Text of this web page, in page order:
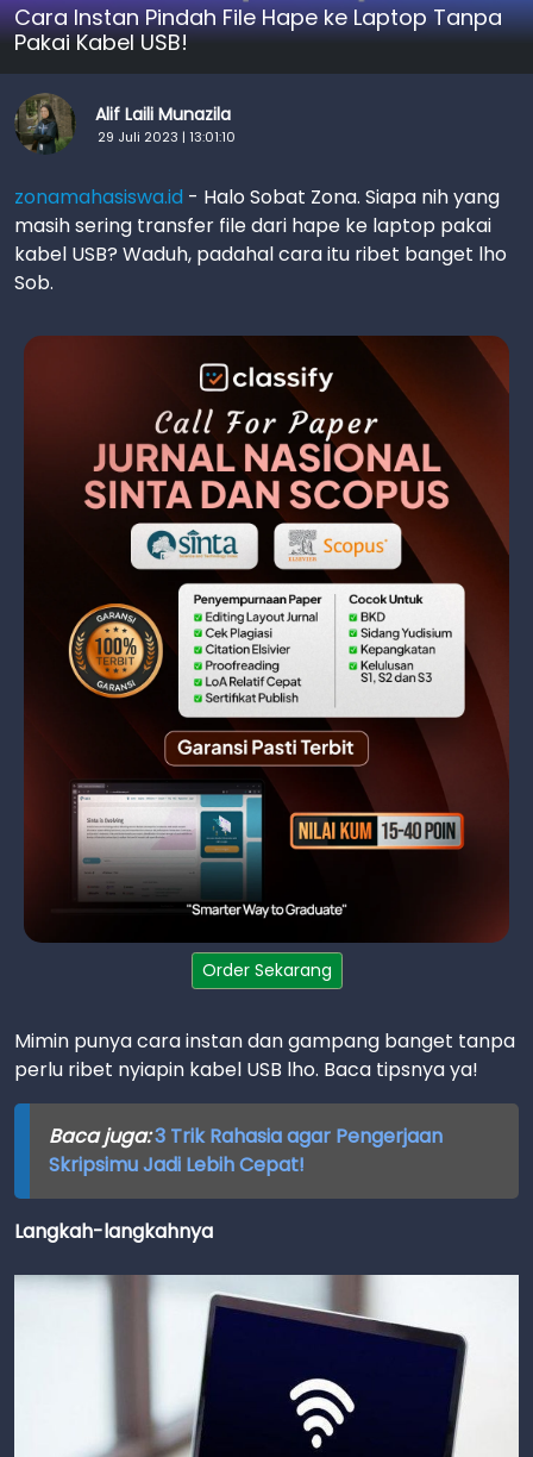
Cara Instan Pindah File Hape ke Laptop Tanpa
Pakai Kabel USB!
Alif Laili Munazila
29 Juli 2023 | 13:01:10
zonamahasiswa.id - Halo Sobat Zona. Siapa nih yang
masih sering transfer file dari hape ke laptop pakai
kabel USB? Waduh, padahal cara itu ribet banget lho
Sob.
Order Sekarang
Mimin punya cara instan dan gampang banget tanpa
perlu ribet nyiapin kabel USB lho. Baca tipsnya ya!
Baca juga:3 Trik Rahasia agar Pengerjaan
Skripsimu Jadi Lebih Cepat!
Langkah-langkahnya